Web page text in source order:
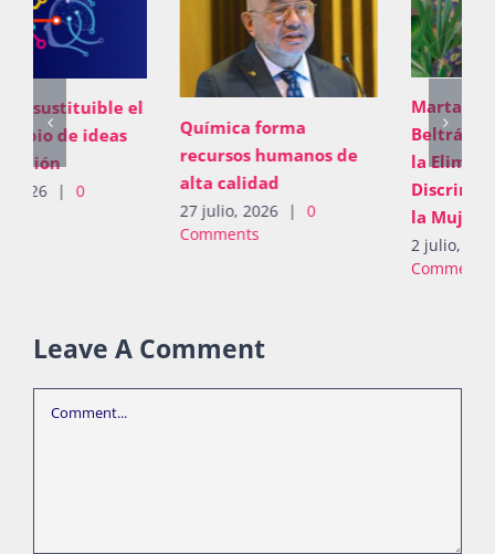
Química forma
recursos humanos de
alta calidad
Marta Clara Ferreyra
Beltrán, al Comité para
la Eliminación de la
Discriminación contra
la Mujer de la ONU
Leave A Comment
Comment